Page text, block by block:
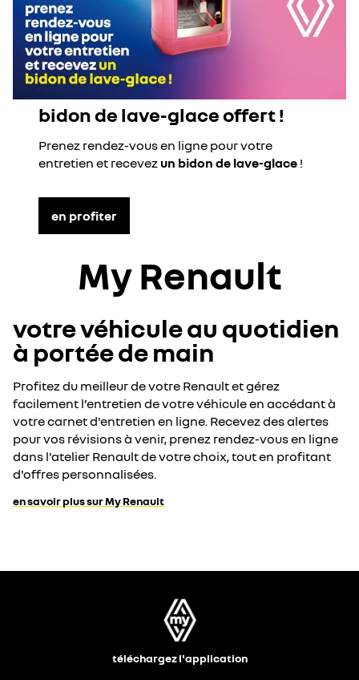
bidon de lave-glace offert !
Prenez rendez-vous en ligne pour votre
entretien et recevezun bidon de lave-glace !
en profiter
My Renault
votre véhicule au quotidien
à portée de main
Profitez du meilleur de votre Renault et gérez
facilement l’entretien de votre véhicule en accédant à
votre carnet d'entretien en ligne. Recevez des alertes
pour vos révisions à venir, prenez rendez-vous en ligne
dans l'atelier Renault de votre choix, tout en profitant
d'offres personnalisées.
en savoir plus sur My Renault
téléchargez l'application